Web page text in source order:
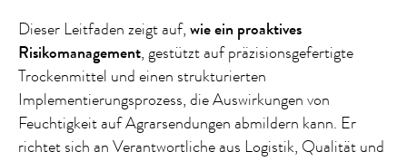
Dieser Leitfaden zeigt auf,wie ein proaktives
Risikomanagement, gestützt auf präzisionsgefertigte
Trockenmittel und einen strukturierten
Implementierungsprozess, die Auswirkungen von
Feuchtigkeit auf Agrarsendungen abmildern kann. Er
richtet sich an Verantwortliche aus Logistik, Qualität und